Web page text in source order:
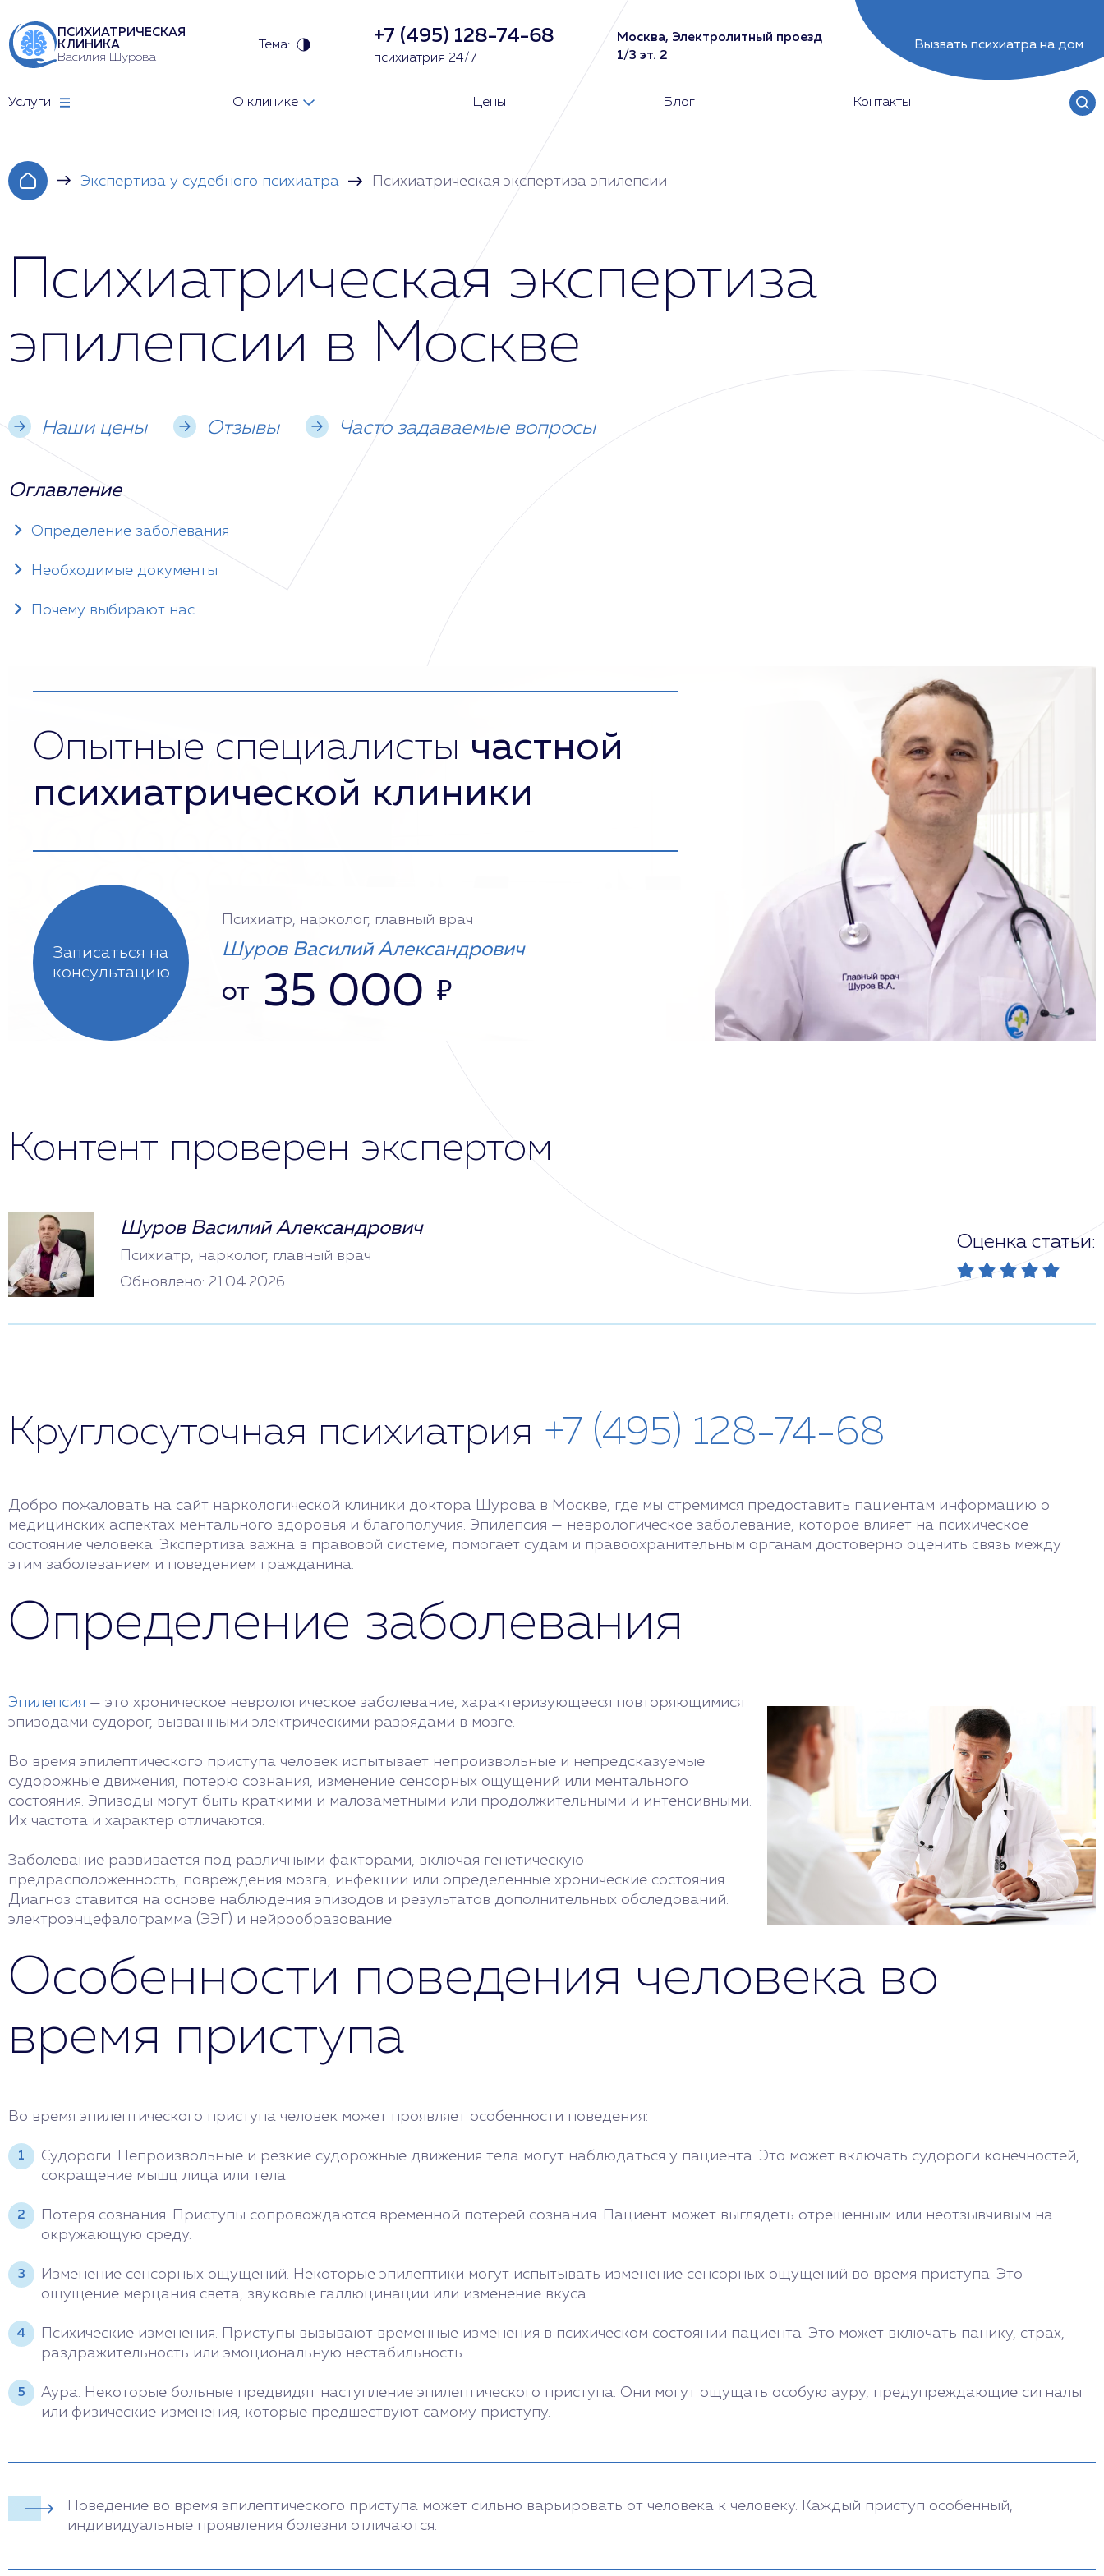
ПСИХИАТРИЧЕСКАЯ
КЛИНИКА
Василия Шурова
Тема: +7 (495) 128-74-68
психиатрия 24/7
Москва, Электролитный проезд
1/3 эт. 2
Вызвать психиатра на дом
Услуги О клинике Цены Блог Контакты
Экспертиза у судебного психиатра Психиатрическая экспертиза эпилепсии
Психиатрическая экспертиза
эпилепсии в Москве
Наши цены Отзывы Часто задаваемые вопросы
Оглавление
Определение заболевания
Необходимые документы
Почему выбирают нас
Опытные специалисты частной
психиатрической клиники
Записаться на
консультацию
Психиатр, нарколог, главный врач
Шуров Василий Александрович
от 35 000 ₽
Контент проверен экспертом
Шуров Василий Александрович
Психиатр, нарколог, главный врач
Обновлено: 21.04.2026
Оценка статьи:
Круглосуточная психиатрия +7 (495) 128-74-68
Добро пожаловать на сайт наркологической клиники доктора Шурова в Москве, где мы стремимся предоставить пациентам информацию о
медицинских аспектах ментального здоровья и благополучия. Эпилепсия — неврологическое заболевание, которое влияет на психическое
состояние человека. Экспертиза важна в правовой системе, помогает судам и правоохранительным органам достоверно оценить связь между
этим заболеванием и поведением гражданина.
Определение заболевания
Эпилепсия — это хроническое неврологическое заболевание, характеризующееся повторяющимися
эпизодами судорог, вызванными электрическими разрядами в мозге.
Во время эпилептического приступа человек испытывает непроизвольные и непредсказуемые
судорожные движения, потерю сознания, изменение сенсорных ощущений или ментального
состояния. Эпизоды могут быть краткими и малозаметными или продолжительными и интенсивными.
Их частота и характер отличаются.
Заболевание развивается под различными факторами, включая генетическую
предрасположенность, повреждения мозга, инфекции или определенные хронические состояния.
Диагноз ставится на основе наблюдения эпизодов и результатов дополнительных обследований:
электроэнцефалограмма (ЭЭГ) и нейрообразование.
Особенности поведения человека во
время приступа
Во время эпилептического приступа человек может проявляет особенности поведения:
Судороги. Непроизвольные и резкие судорожные движения тела могут наблюдаться у пациента. Это может включать судороги конечностей,
сокращение мышц лица или тела.
Потеря сознания. Приступы сопровождаются временной потерей сознания. Пациент может выглядеть отрешенным или неотзывчивым на
окружающую среду.
Изменение сенсорных ощущений. Некоторые эпилептики могут испытывать изменение сенсорных ощущений во время приступа. Это
ощущение мерцания света, звуковые галлюцинации или изменение вкуса.
Психические изменения. Приступы вызывают временные изменения в психическом состоянии пациента. Это может включать панику, страх,
раздражительность или эмоциональную нестабильность.
Аура. Некоторые больные предвидят наступление эпилептического приступа. Они могут ощущать особую ауру, предупреждающие сигналы
или физические изменения, которые предшествуют самому приступу.
Поведение во время эпилептического приступа может сильно варьировать от человека к человеку. Каждый приступ особенный,
индивидуальные проявления болезни отличаются.